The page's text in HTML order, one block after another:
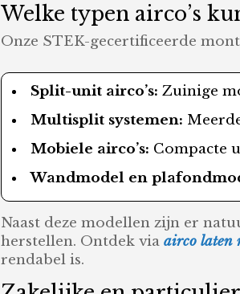
Welke typen airco’s
Onze STEK-gecertificeerde
Split-unit airco’s: Zuinige
Multisplit systemen:
Mobiele airco’s: Compacte
Wandmodel en
Naast deze modellen zijn er
herstellen. Ontdek viaairco laten
rendabel is.